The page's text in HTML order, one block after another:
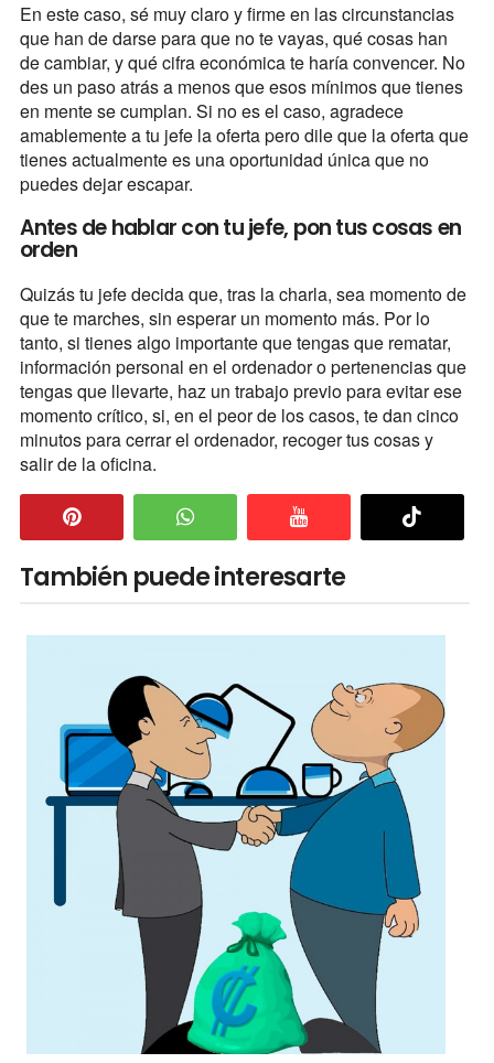
En este caso, sé muy claro y firme en las circunstancias
que han de darse para que no te vayas, qué cosas han
de cambiar, y qué cifra económica te haría convencer. No
des un paso atrás a menos que esos mínimos que tienes
en mente se cumplan. Si no es el caso, agradece
amablemente a tu jefe la oferta pero dile que la oferta que
tienes actualmente es una oportunidad única que no
puedes dejar escapar.
Antes de hablar con tu jefe, pon tus cosas en
orden
Quizás tu jefe decida que, tras la charla, sea momento de
que te marches, sin esperar un momento más. Por lo
tanto, si tienes algo importante que tengas que rematar,
información personal en el ordenador o pertenencias que
tengas que llevarte, haz un trabajo previo para evitar ese
momento crítico, si, en el peor de los casos, te dan cinco
minutos para cerrar el ordenador, recoger tus cosas y
salir de la oficina.
También puede interesarte